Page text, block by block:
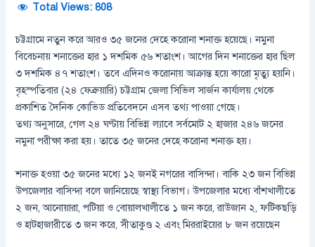
Total Views: 808
চট্টগ্রামে নতুন করে আরও ৩৫ জনের দেহে করোনা শনাক্ত হয়েছে। নমুনা
বিবেচনায় শনাক্তের হার ১ দশমিক ৫৬ শতাংশ। আগের দিন শনাক্তের হার ছিল
৩ দশমিক ৪৭ শতাংশ। তবে এদিনও করোনায় আক্রান্ত হয়ে কারো মৃত্যু হয়নি।
বৃহস্পতিবার (২৪ ফেব্রুয়ারি) চট্টগ্রাম জেলা সিভিল সার্জন কার্যালয় থেকে
প্রকাশিত দৈনিক কোভিড প্রতিবেদনে এসব তথ্য পাওয়া গেছে।
তথ্য অনুসারে, গেল ২৪ ঘণ্টায় বিভিন্ন ল্যাবে সর্বমোট ২ হাজার ২৪৬ জনের
নমুনা পরীক্ষা করা হয়। তাতে ৩৫ জনের দেহে করোনা শনাক্ত হয়।
শনাক্ত হওয়া ৩৫ জনের মধ্যে ১২ জনই নগরের বাসিন্দা। বাকি ২৩ জন বিভিন্ন
উপজেলার বাসিন্দা বলে জানিয়েছে স্বাস্থ্য বিভাগ। উপজেলার মধ্যে বাঁশখালীতে
২ জন, আনোয়ারা, পটিয়া ও বোয়ালখালীতে ১ জন করে, রাউজান ২, ফটিকছড়ি
ও হাটহাজারীতে ৩ জন করে, সীতাকুণ্ড ২ এবং মিররাইয়ের ৮ জন রয়েছেন